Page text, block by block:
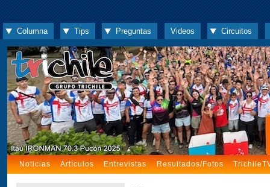
Columna Tips Preguntas Videos Circuitos
Noticias Artículos Entrevistas Resultados/Fotos